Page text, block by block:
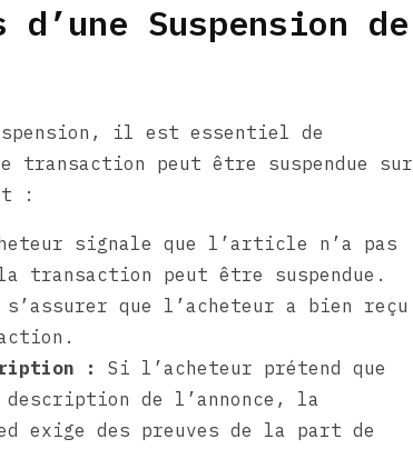
d’une Suspension de
il est essentiel de
transaction peut être suspendue sur
:
signale que l’article n’a pas
peut être suspendue.
que l’acheteur a bien reçu
:
Si l’acheteur prétend que
de l’annonce, la
exige des preuves de la part de